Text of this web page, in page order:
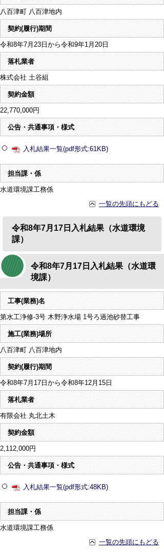
八百津町 八百津地内
契約(履行)期間
令和8年7月23日から令和9年1月20日
落札業者
株式会社 土谷組
契約金額
22,770,000円
公告・共通事項・様式
入札結果一覧(pdf形式:61KB)
担当課・係
水道環境課工務係
一覧の先頭にもどる
令和8年7月17日入札結果（水道環境
課）
令和8年7月17日入札結果（水道環
境課）
工事(業務)名
第水工浄修-3号 木野浄水場 1号ろ過池砂替工事
施工(業務)場所
八百津町 八百津地内
契約(履行)期間
令和8年7月17日から令和8年12月15日
落札業者
有限会社 丸北土木
契約金額
2,112,000円
公告・共通事項・様式
入札結果一覧(pdf形式:48KB)
担当課・係
水道環境課工務係
一覧の先頭にもどる